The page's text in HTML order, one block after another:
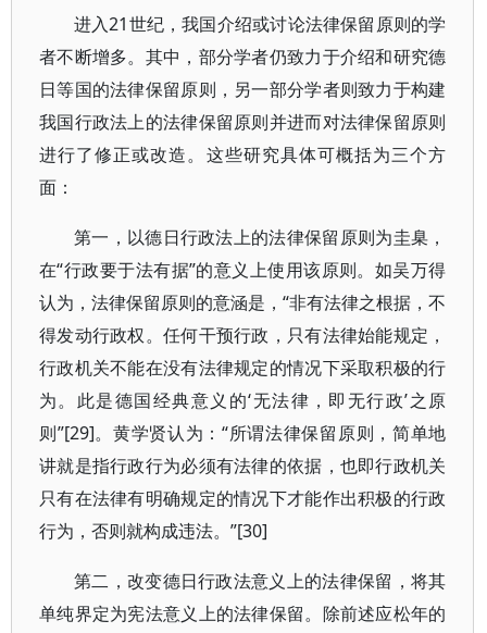
进入21世纪，我国介绍或讨论法律保留原则的学
者不断增多。其中，部分学者仍致力于介绍和研究德
日等国的法律保留原则，另一部分学者则致力于构建
我国行政法上的法律保留原则并进而对法律保留原则
进行了修正或改造。这些研究具体可概括为三个方
面：
第一，以德日行政法上的法律保留原则为圭臬，
在“行政要于法有据”的意义上使用该原则。如吴万得
认为，法律保留原则的意涵是，“非有法律之根据，不
得发动行政权。任何干预行政，只有法律始能规定，
行政机关不能在没有法律规定的情况下采取积极的行
为。此是德国经典意义的‘无法律，即无行政’之原
则”[29]。黄学贤认为：“所谓法律保留原则，简单地
讲就是指行政行为必须有法律的依据，也即行政机关
只有在法律有明确规定的情况下才能作出积极的行政
行为，否则就构成违法。”[30]
第二，改变德日行政法意义上的法律保留，将其
单纯界定为宪法意义上的法律保留。除前述应松年的